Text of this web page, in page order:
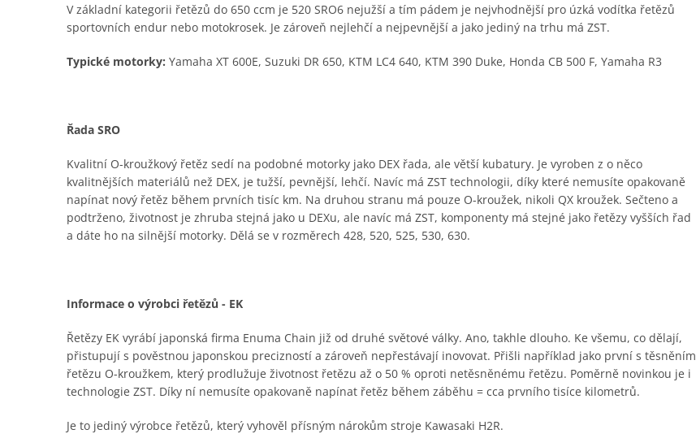
V základní kategorii řetězů do 650 ccm je 520 SRO6 nejužší a tím pádem je nejvhodnější pro úzká vodítka řetězů
sportovních endur nebo motokrosek. Je zároveň nejlehčí a nejpevnější a jako jediný na trhu má ZST.
Typické motorky: Yamaha XT 600E, Suzuki DR 650, KTM LC4 640, KTM 390 Duke, Honda CB 500 F, Yamaha R3
Řada SRO
Kvalitní O-kroužkový řetěz sedí na podobné motorky jako DEX řada, ale větší kubatury. Je vyroben z o něco
kvalitnějších materiálů než DEX, je tužší, pevnější, lehčí. Navíc má ZST technologii, díky které nemusíte opakovaně
napínat nový řetěz během prvních tisíc km. Na druhou stranu má pouze O-kroužek, nikoli QX kroužek. Sečteno a
podtrženo, životnost je zhruba stejná jako u DEXu, ale navíc má ZST, komponenty má stejné jako řetězy vyšších řad
a dáte ho na silnější motorky. Dělá se v rozměrech 428, 520, 525, 530, 630.
Informace o výrobci řetězů - EK
Řetězy EK vyrábí japonská firma Enuma Chain již od druhé světové války. Ano, takhle dlouho. Ke všemu, co dělají,
přistupují s pověstnou japonskou precizností a zároveň nepřestávají inovovat. Přišli například jako první s těsněním
řetězu O-kroužkem, který prodlužuje životnost řetězu až o 50 % oproti netěsněnému řetězu. Poměrně novinkou je i
technologie ZST. Díky ní nemusíte opakovaně napínat řetěz během záběhu = cca prvního tisíce kilometrů.
Je to jediný výrobce řetězů, který vyhověl přísným nárokům stroje Kawasaki H2R.